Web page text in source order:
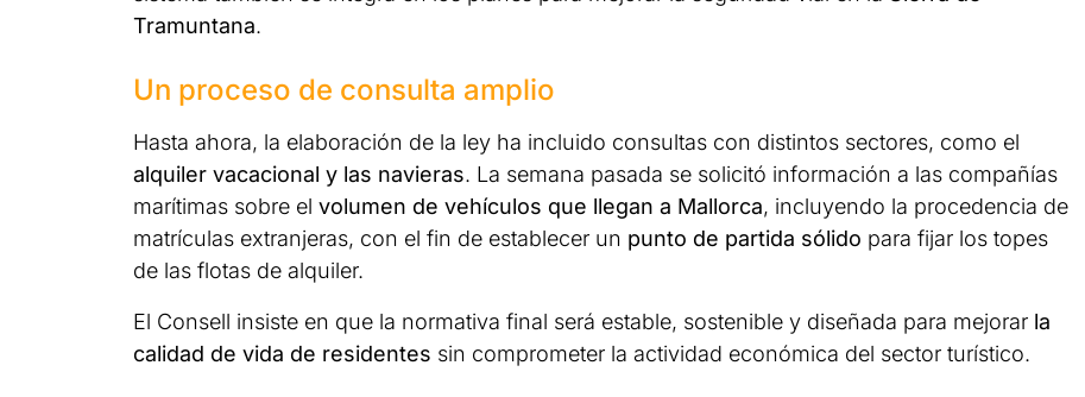
Tramuntana.
Un proceso de consulta amplio
Hasta ahora, la elaboración de la ley ha incluido consultas con distintos sectores, como el
alquiler vacacional y las navieras. La semana pasada se solicitó información a las compañías
marítimas sobre el volumen de vehículos que llegan a Mallorca, incluyendo la procedencia de
matrículas extranjeras, con el fin de establecer un punto de partida sólido para fijar los topes
de las flotas de alquiler.
El Consell insiste en que la normativa final será estable, sostenible y diseñada para mejorar la
calidad de vida de residentes sin comprometer la actividad económica del sector turístico.